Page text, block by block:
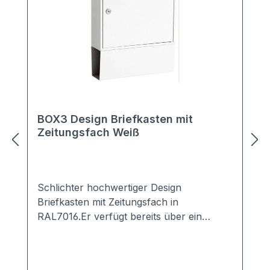
BOX3 Design Briefkasten mit
Zeitungsfach Weiß
Schlichter hochwertiger Design
Briefkasten mit Zeitungsfach in
RAL7016.Er verfügt bereits über ein